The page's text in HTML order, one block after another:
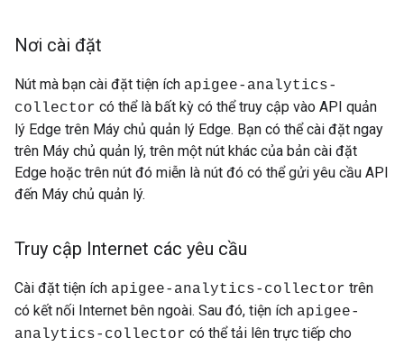
Nơi cài đặt
Nút mà bạn cài đặt tiện ích apigee-analytics-
collector có thể là bất kỳ có thể truy cập vào API quản
lý Edge trên Máy chủ quản lý Edge. Bạn có thể cài đặt ngay
trên Máy chủ quản lý, trên một nút khác của bản cài đặt
Edge hoặc trên nút đó miễn là nút đó có thể gửi yêu cầu API
đến Máy chủ quản lý.
Truy cập Internet các yêu cầu
Cài đặt tiện ích apigee-analytics-collector trên
có kết nối Internet bên ngoài. Sau đó, tiện ích apigee-
analytics-collector có thể tải lên trực tiếp cho